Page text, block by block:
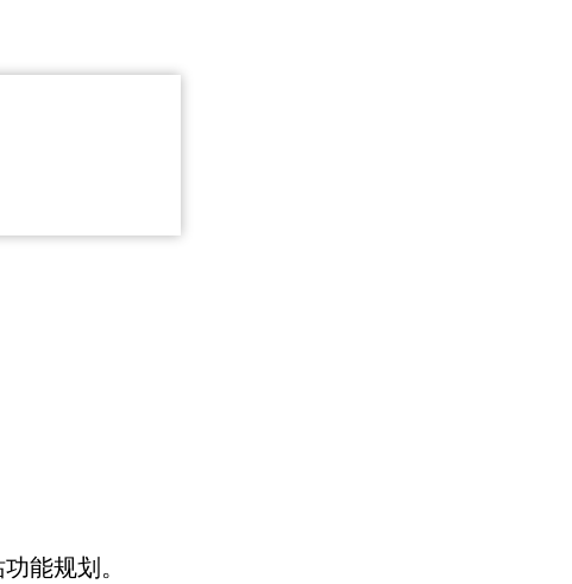
能规划。